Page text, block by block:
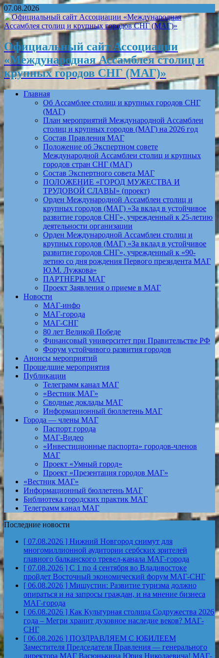
07.08.2026
Официальный сайт Ассоциации
«Международная Ассамблея столиц и
крупных городов СНГ (МАГ)»
Главная
Об Ассамблее столиц и крупных городов СНГ
(МАГ)
План мероприятий Международной Ассамблеи
столиц и крупных городов (МАГ) на 2026 год
Состав Правления МАГ
Положение об Экспертном совете
Международной Ассамблеи столиц и крупных
городов стран СНГ (МАГ)
Состав Экспертного совета МАГ
ПОЛОЖЕНИЕ «ГОРОД МУЖЕСТВА И
ТРУДОВОЙ СЛАВЫ» (проект)
Орден Международной Ассамблеи столиц и
крупных городов (МАГ) «За вклад в устойчивое
развитие городов СНГ», учрежденный к 25-летию
деятельности организации
Орден Международной Ассамблеи столиц и
крупных городов (МАГ) «За вклад в устойчивое
развитие городов СНГ», учрежденный к «90-
летию со дня рождения Первого президента МАГ
Ю.М. Лужкова»
ПАРТНЕРЫ МАГ
Проект Заявления о приеме в МАГ
Новости
МАГ-инфо
МАГ-города
МАГ-СНГ
80 лет Великой Победе
Финансовый университет при Правительстве РФ
Форум устойчивого развития городов
Анонсы мероприятий
Прошедшие мероприятия
Публикации
Телеграмм канал МАГ
«Вестник МАГ»
Сводные доклады МАГ
Информационный бюллетень МАГ
Города — члены МАГ
Паспорт города
МАГ-Видео
«Инвестиционные паспорта» городов-членов
МАГ
Проект «Умный город»
Проект «Презентация городов МАГ»
«Вестник МАГ»
Информационный бюллетень МАГ
Библиотека городских практик МАГ
Телеграмм канал МАГ
Последние новости
[ 07.08.2026 ] Нижний Новгород снимут для
многомиллионной аудитории сербских зрителей
главного балканского тревел-канала МАГ-города
[ 07.08.2026 ] С 1 по 4 сентября во Владивостоке
пройдет Восточный экономический форум МАГ-СНГ
[ 06.08.2026 ] Мишустин: Развитие туризма должно
опираться и на запросы граждан, и на мнение бизнеса
МАГ-города
[ 06.08.2026 ] Как Культурная столица Содружества 2026
года – Мегри хранит духовное наследие веков? МАГ-
СНГ
[ 06.08.2026 ] ПОЗДРАВЛЯЕМ С ЮБИЛЕЕМ
Заместителя Председателя Правления — генерального
директора МАГ Васюнькина Юрия Николаевича! МАГ-